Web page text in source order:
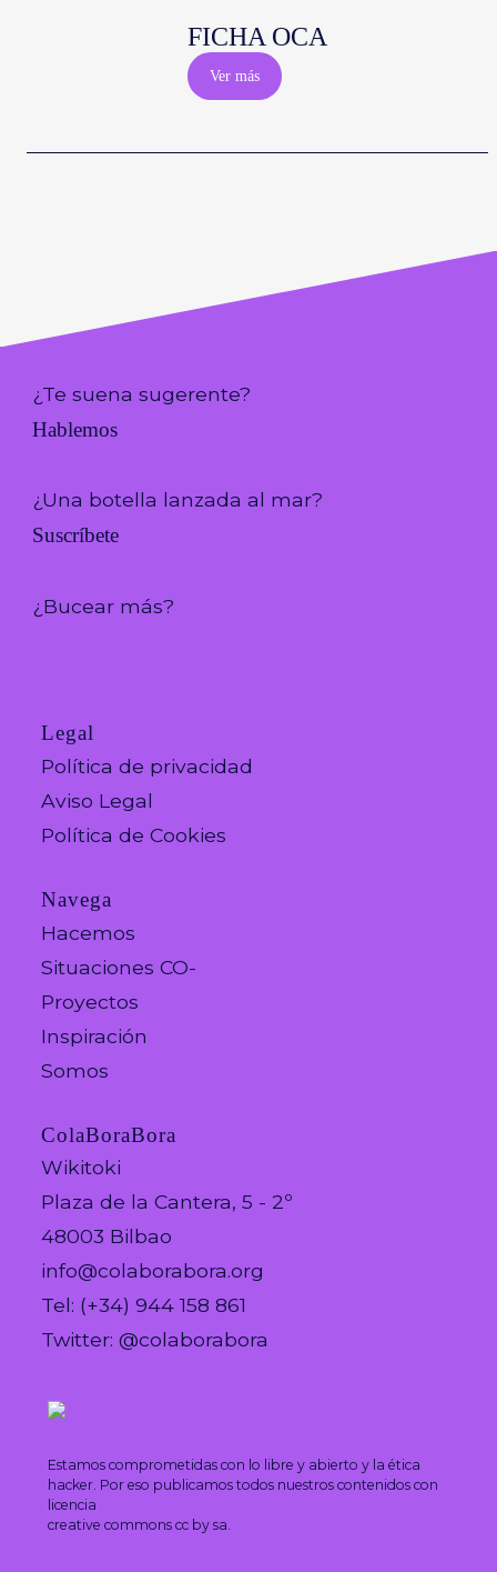
FICHA OCA
Ver más
¿Te suena sugerente?
Hablemos
¿Una botella lanzada al mar?
Suscríbete
¿Bucear más?
Legal
Política de privacidad
Aviso Legal
Política de Cookies
Navega
Hacemos
Situaciones CO-
Proyectos
Inspiración
Somos
ColaBoraBora
Wikitoki
Plaza de la Cantera, 5 - 2º
48003 Bilbao
info@colaborabora.org
Tel: (+34) 944 158 861
Twitter: @colaborabora
Estamos comprometidas con lo libre y abierto y la ética
hacker. Por eso publicamos todos nuestros contenidos con
licencia
creative commons cc by sa.